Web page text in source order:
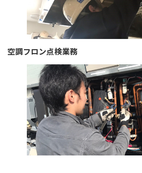
空調フロン点検業務